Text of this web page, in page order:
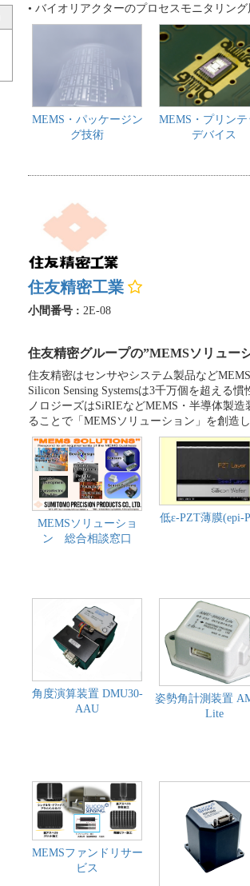
• バイオリアクターのプロセスモニタリン
MEMS・パッケージン
グ技術
MEMS・プリンテ
デバイス
住友精密工業
小間番号 : 2E-08
住友精密グループの”MEMSソリュー
住友精密はセンサやシステム製品など
Silicon Sensing Systemsは3千万個を超える
ノロジーズはSiRIEなどMEMS・半導体製
ることで「MEMSソリューション」を創造
MEMSソリューショ
ン 総合相談窓口
低ε-PZT薄膜(epi-
角度演算装置 DMU30-
AAU
姿勢角計測装置
Lite
MEMSファンドリサー
ビス